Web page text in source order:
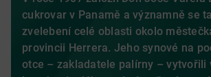
cukrovar v Panamě a významně se
zvelebení celé oblasti okolo
provincii Herrera. Jeho synové na
otce – zakladatele palírny – vytvořili